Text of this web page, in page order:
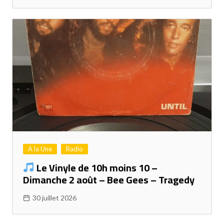
A la Une Radio
Le Vinyle de 10h moins 10 –
Dimanche 2 août – Bee Gees – Tragedy
30 juillet 2026